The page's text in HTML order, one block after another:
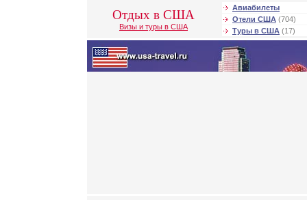
Отдых в США
Визы и туры в США
Авиабилеты
Отели США (704)
Туры в США (17)